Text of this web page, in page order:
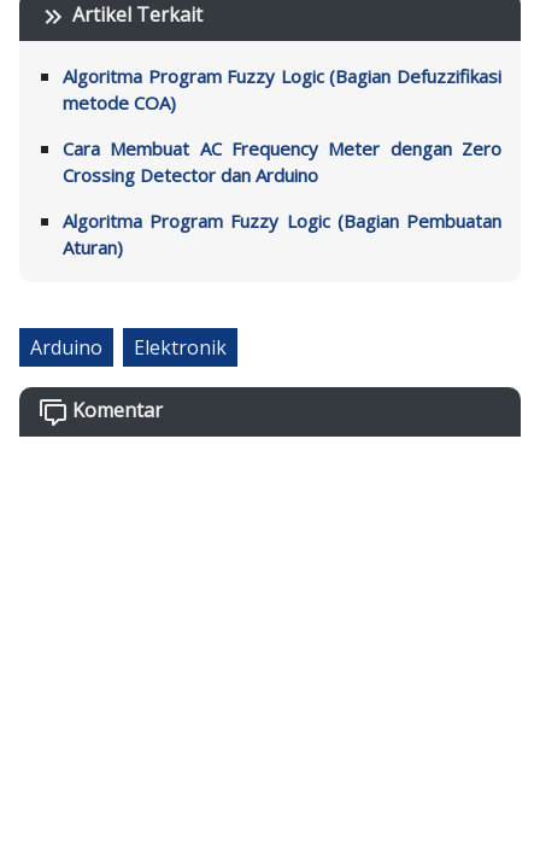
Artikel Terkait
Algoritma Program Fuzzy Logic (Bagian Defuzzifikasi
metode COA)
Cara Membuat AC Frequency Meter dengan Zero
Crossing Detector dan Arduino
Algoritma Program Fuzzy Logic (Bagian Pembuatan
Aturan)
Arduino Elektronik
Komentar